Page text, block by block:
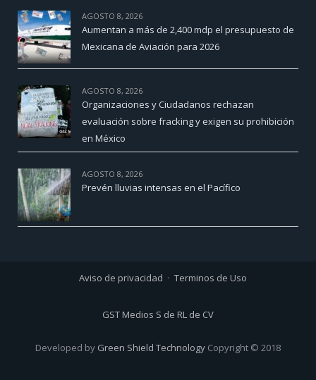
AGOSTO 8, 2026
Aumentan a más de 2,400 mdp el presupuesto de
Mexicana de Aviación para 2026
AGOSTO 8, 2026
Organizaciones y Ciudadanos rechazan
evaluación sobre fracking y exigen su prohibición
en México
AGOSTO 8, 2026
Prevén lluvias intensas en el Pacífico
Aviso de privacidad Terminos de Uso
GST Medios S de RL de CV
Developed by Green Shield Technology Copyright © 2018